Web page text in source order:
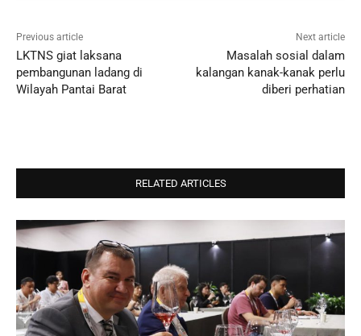
Previous article
LKTNS giat laksana
pembangunan ladang di
Wilayah Pantai Barat
Next article
Masalah sosial dalam
kalangan kanak-kanak perlu
diberi perhatian
RELATED ARTICLES